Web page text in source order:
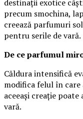
destinații exotice
precum smochina,
creează parfumuri
pentru serile de vară.
De ce parfumul
Căldura intensifică
modifica felul în care
aceeași creație
vară.